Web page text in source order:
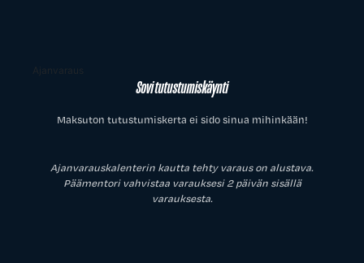
Ajanvaraus
Sovi tutustumiskäynti
Maksuton tutustumiskerta ei sido sinua mihinkään!
Ajanvarauskalenterin kautta tehty varaus on alustava.
Päämentori vahvistaa varauksesi 2 päivän sisällä
varauksesta.